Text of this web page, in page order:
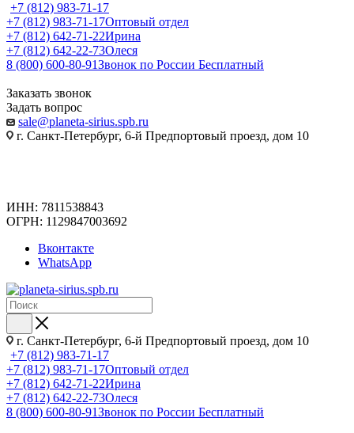
+7 (812) 983-71-17
+7 (812) 983-71-17Оптовый отдел
+7 (812) 642-71-22Ирина
+7 (812) 642-22-73Олеся
8 (800) 600-80-91Звонок по России Бесплатный
Заказать звонок
Задать вопрос
sale@planeta-sirius.spb.ru
г. Санкт-Петербург, 6-й Предпортовый проезд, дом 10
ИНН: 7811538843
ОГРН: 1129847003692
Вконтакте
WhatsApp
г. Санкт-Петербург, 6-й Предпортовый проезд, дом 10
+7 (812) 983-71-17
+7 (812) 983-71-17Оптовый отдел
+7 (812) 642-71-22Ирина
+7 (812) 642-22-73Олеся
8 (800) 600-80-91Звонок по России Бесплатный